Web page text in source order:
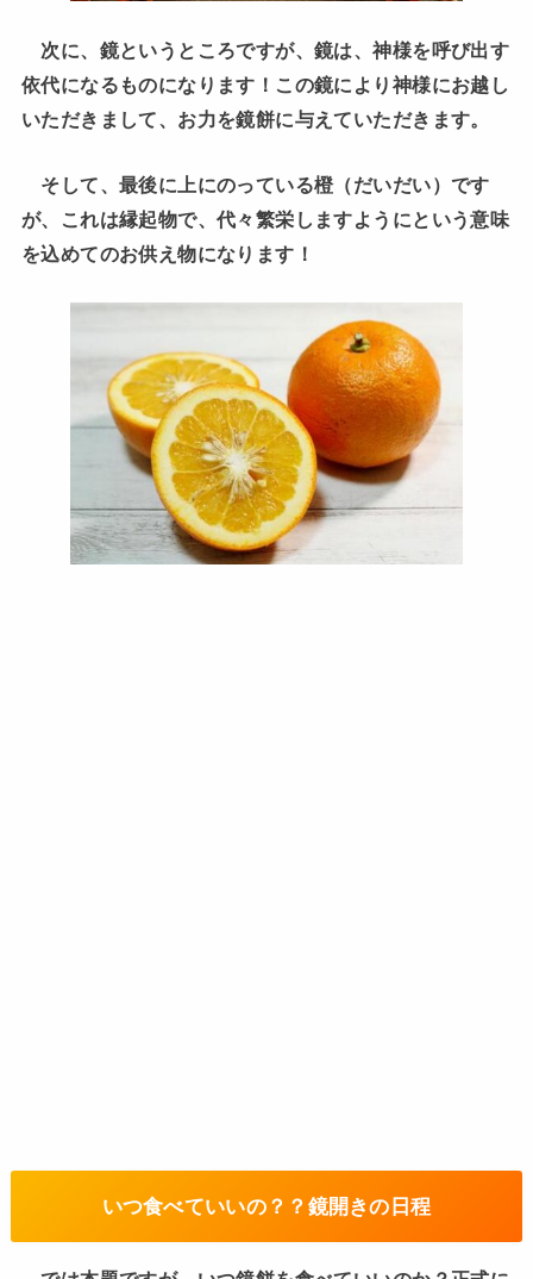
次に、鏡というところですが、鏡は、神様を呼び出す
依代になるものになります！この鏡により神様にお越し
いただきまして、お力を鏡餅に与えていただきます。
そして、最後に上にのっている橙（だいだい）です
が、これは縁起物で、代々繁栄しますようにという意味
を込めてのお供え物になります！
いつ食べていいの？？鏡開きの日程